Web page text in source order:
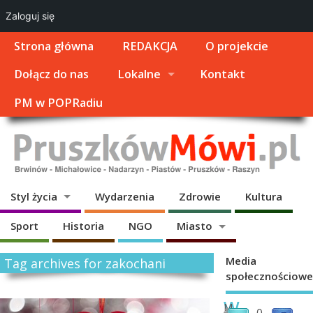
Strona główna REDAKCJA
O projekcie
Dołącz do nas
Lokalne
Kontakt
PM w POPRadiu
Styl życia Wydarzenia Zdrowie Kultura
Sport Historia NGO Miasto
Tag archives for zakochani
W
M
Media
społecznościowe
Zaloguj się